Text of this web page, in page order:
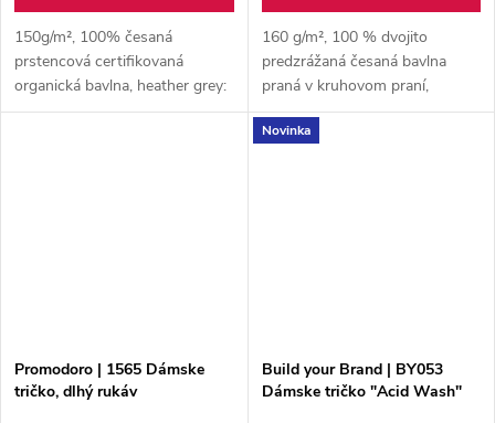
150g/m², 100% česaná
prstencová certifikovaná
organická bavlna, heather grey:
85% certifikovaná bio bavlna,
160 g/m², 100 % dvojito
predzrážaná česaná bavlna
praná v kruhovom praní,
silikónová úprava, enzymaticky
prané, jednoduchý džersej,
Promodoro | 1565 Dámske
tričko, dlhý rukáv
Novinka
Build your Brand | BY053
Dámske tričko "Acid Wash"